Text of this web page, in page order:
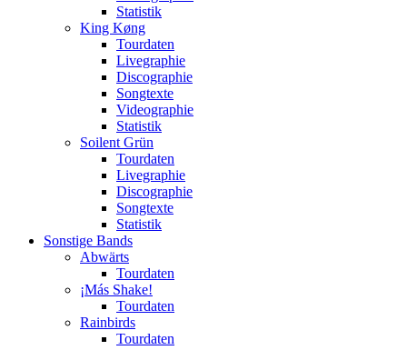
Statistik
King Køng
Tourdaten
Livegraphie
Discographie
Songtexte
Videographie
Statistik
Soilent Grün
Tourdaten
Livegraphie
Discographie
Songtexte
Statistik
Sonstige Bands
Abwärts
Tourdaten
¡Más Shake!
Tourdaten
Rainbirds
Tourdaten